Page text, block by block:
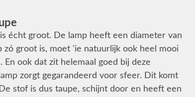
écht groot. De lamp heeft een diameter van
zó groot is, moet 'ie natuurlijk ook heel mooi
ook dat zit helemaal goed bij deze
zorgt gegarandeerd voor sfeer. Dit komt
stof is dus taupe, schijnt door en heeft een